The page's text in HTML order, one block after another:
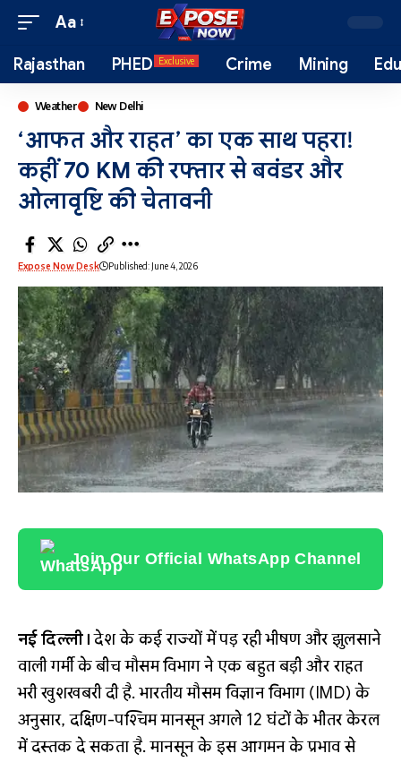
Aa
Rajasthan PHED Exclusive Crime Mining
Weather New Delhi
‘आफत और राहत’ का एक साथ पहरा!
कहीं 70 KM की रफ्तार से बवंडर और
ओलावृष्टि की चेतावनी
Expose Now Desk Published: June 4, 2026
Join Our Official WhatsApp Channel
नई दिल्ली।देश के कई राज्यों में पड़ रही भीषण और झुलसाने
वाली गर्मी के बीच मौसम विभाग ने एक बहुत बड़ी और राहत
भरी खुशखबरी दी है. भारतीय मौसम विज्ञान विभाग (IMD) के
अनुसार, दक्षिण-पश्चिम मानसून अगले 12 घंटों के भीतर केरल
में दस्तक दे सकता है. मानसून के इस आगमन के प्रभाव से